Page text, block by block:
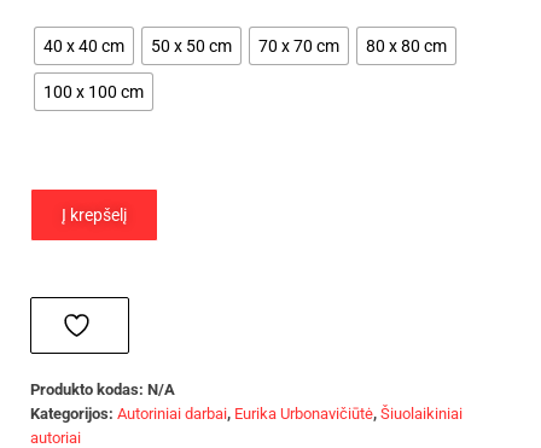
40 x 40 cm 50 x 50 cm 70 x 70 cm 80 x 80 cm
100 x 100 cm
Į krepšelį
Produkto kodas: N/A
Kategorijos: Autoriniai darbai, Eurika Urbonavičiūtė, Šiuolaikiniai
autoriai